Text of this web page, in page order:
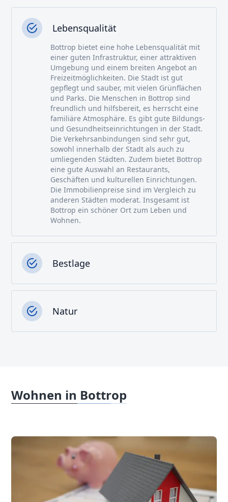
Lebensqualität
Bottrop bietet eine hohe Lebensqualität mit
einer guten Infrastruktur, einer attraktiven
Umgebung und einem breiten Angebot an
Freizeitmöglichkeiten. Die Stadt ist gut
gepflegt und sauber, mit vielen Grünflächen
und Parks. Die Menschen in Bottrop sind
freundlich und hilfsbereit, es herrscht eine
familiäre Atmosphäre. Es gibt gute Bildungs-
und Gesundheitseinrichtungen in der Stadt.
Die Verkehrsanbindungen sind sehr gut,
sowohl innerhalb der Stadt als auch zu
umliegenden Städten. Zudem bietet Bottrop
eine gute Auswahl an Restaurants,
Geschäften und kulturellen Einrichtungen.
Die Immobilienpreise sind im Vergleich zu
anderen Städten moderat. Insgesamt ist
Bottrop ein schöner Ort zum Leben und
Wohnen.
Bestlage
Natur
Wohnen in Bottrop